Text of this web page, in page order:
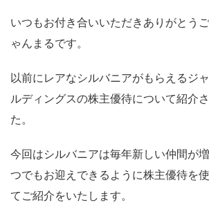
いつもお付き合いいただきありがとう
ゃんまるです。
以前にレアなシルバニアがもらえるジ
ルディングスの株主優待について紹介
た。
今回はシルバニアは毎年新しい仲間が
つでもお迎えできるように株主優待を
てご紹介をいたします。